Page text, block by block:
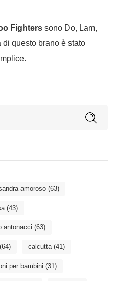
Fighterssono Do, Lam,
questo brano è stato
amoroso(63)
(43)
antonacci (63)
(64) calcutta(41)
per bambini (31)